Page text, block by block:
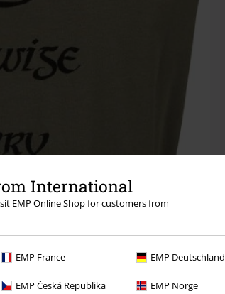
International
EMP Online Shop for customers from
EMP France EMP Deutschland
EMP Česká Republika EMP Norge